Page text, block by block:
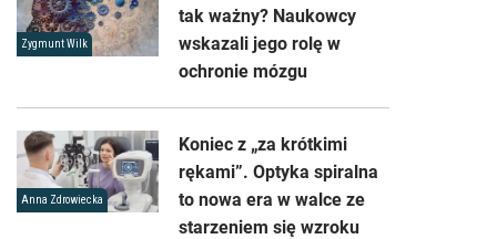
Zygmunt Wilk
tak ważny? Naukowcy
wskazali jego rolę w
ochronie mózgu
Anna Zdrowiecka
Koniec z „za krótkimi
rękami”. Optyka spiralna
to nowa era w walce ze
starzeniem się wzroku